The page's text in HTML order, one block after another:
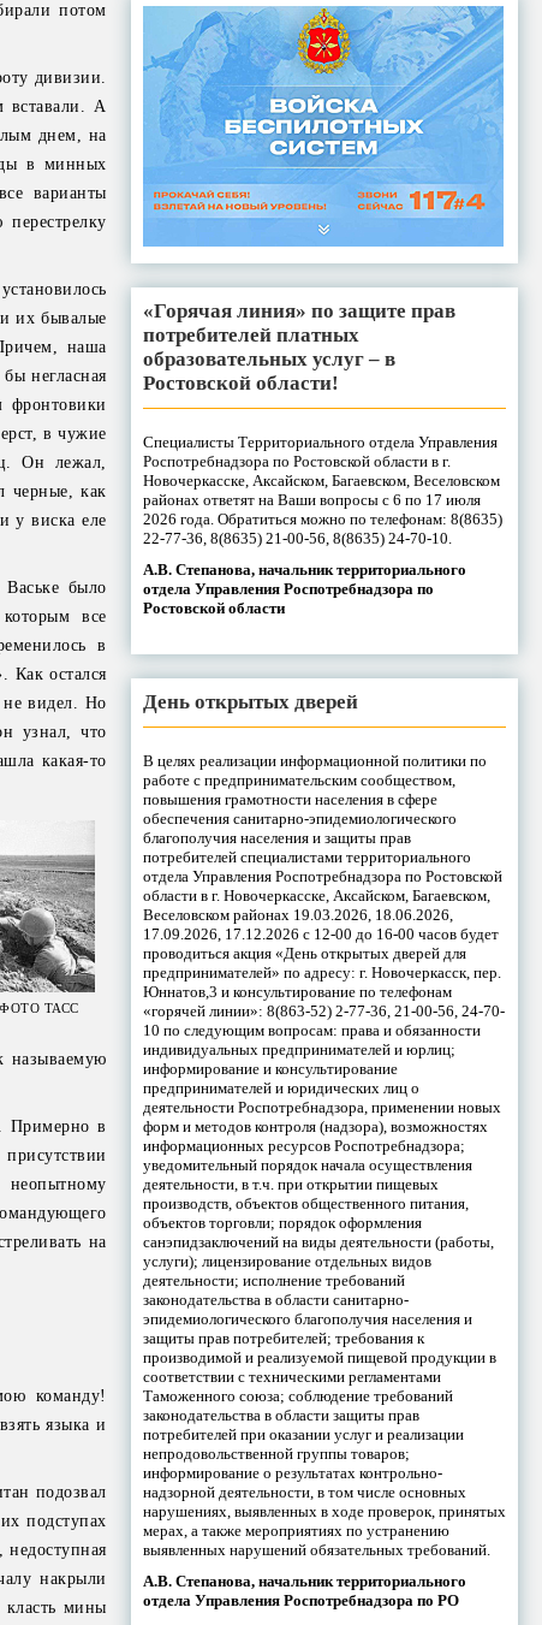
потом
дивизии.
вставали. А
днем, на
в минных
варианты
их бывалые
наша
негласная
фронтовики
в чужие
Он лежал,
черные, как
у виска еле
было
все
в
Как остался
видел. Но
узнал, что
какая-то
/ ФОТО ТАСС
называемую
Примерно в
неопытному
на
команду!
языка и
подозвал
подступах
накрыли
мины
«Горячая линия» по защите прав
потребителей платных
образовательных услуг – в
Ростовской области!
Специалисты Территориального отдела Управления
Роспотребнадзора по Ростовской области в г.
Новочеркасске, Аксайском, Багаевском, Веселовском
районах ответят на Ваши вопросы с 6 по 17 июля
2026 года. Обратиться можно по телефонам: 8(8635)
22-77-36, 8(8635) 21-00-56, 8(8635) 24-70-10.
А.В. Степанова, начальник территориального
отдела Управления Роспотребнадзора по
Ростовской области
День открытых дверей
В целях реализации информационной политики по
работе с предпринимательским сообществом,
повышения грамотности населения в сфере
обеспечения санитарно-эпидемиологического
благополучия населения и защиты прав
потребителей специалистами территориального
отдела Управления Роспотребнадзора по Ростовской
области в г. Новочеркасске, Аксайском, Багаевском,
Веселовском районах 19.03.2026, 18.06.2026,
17.09.2026, 17.12.2026 с 12-00 до 16-00 часов будет
проводиться акция «День открытых дверей для
предпринимателей» по адресу: г. Новочеркасск, пер.
Юннатов,3 и консультирование по телефонам
«горячей линии»: 8(863-52) 2-77-36, 21-00-56, 24-70-
10 по следующим вопросам: права и обязанности
индивидуальных предпринимателей и юрлиц;
информирование и консультирование
предпринимателей и юридических лиц о
деятельности Роспотребнадзора, применении новых
форм и методов контроля (надзора), возможностях
информационных ресурсов Роспотребнадзора;
уведомительный порядок начала осуществления
деятельности, в т.ч. при открытии пищевых
производств, объектов общественного питания,
объектов торговли; порядок оформления
санэпидзаключений на виды деятельности (работы,
услуги); лицензирование отдельных видов
деятельности; исполнение требований
законодательства в области санитарно-
эпидемиологического благополучия населения и
защиты прав потребителей; требования к
производимой и реализуемой пищевой продукции в
соответствии с техническими регламентами
Таможенного союза; соблюдение требований
законодательства в области защиты прав
потребителей при оказании услуг и реализации
непродовольственной группы товаров;
информирование о результатах контрольно-
надзорной деятельности, в том числе основных
нарушениях, выявленных в ходе проверок, принятых
мерах, а также мероприятиях по устранению
выявленных нарушений обязательных требований.
А.В. Степанова, начальник территориального
отдела Управления Роспотребнадзора по РО